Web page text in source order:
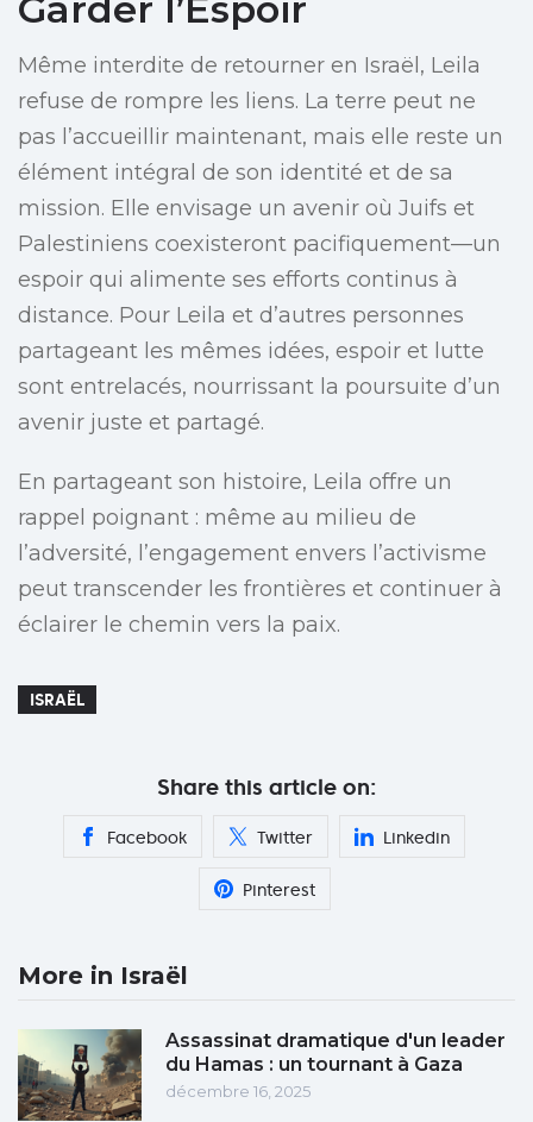
Même interdite de retourner en Israël, Leila
refuse de rompre les liens. La terre peut ne
pas l’accueillir maintenant, mais elle reste un
élément intégral de son identité et de sa
mission. Elle envisage un avenir où Juifs et
Palestiniens coexisteront pacifiquement—un
espoir qui alimente ses efforts continus à
distance. Pour Leila et d’autres personnes
partageant les mêmes idées, espoir et lutte
sont entrelacés, nourrissant la poursuite d’un
avenir juste et partagé.
En partageant son histoire, Leila offre un
rappel poignant : même au milieu de
l’adversité, l’engagement envers l’activisme
peut transcender les frontières et continuer à
éclairer le chemin vers la paix.
ISRAËL
Share this article on:
Facebook Twitter Linkedin
Pinterest
More in Israël
Assassinat dramatique d'un leader
du Hamas : un tournant à Gaza
décembre 16, 2025